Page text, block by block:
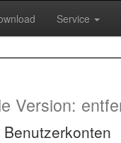
Service
Version: